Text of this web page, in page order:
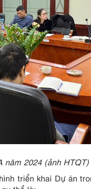
năm 2024 (ảnh HTQT)
triển khai Dự án